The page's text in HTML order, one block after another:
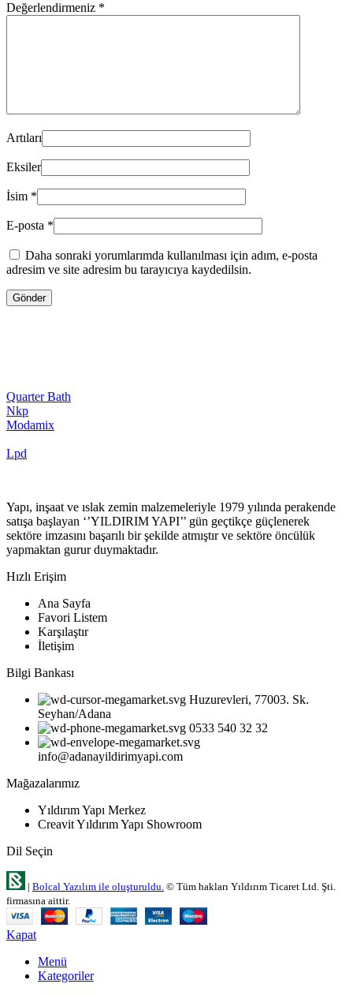
Değerlendirmeniz *
Artıları
Eksiler
İsim *
E-posta *
Daha sonraki yorumlarımda kullanılması için adım, e-posta
adresim ve site adresim bu tarayıcıya kaydedilsin.
Quarter Bath
Nkp
Modamix
Lpd
Yapı, inşaat ve ıslak zemin malzemeleriyle 1979 yılında perakende
satışa başlayan ‘’YILDIRIM YAPI’’ gün geçtikçe güçlenerek
sektöre imzasını başarılı bir şekilde atmıştır ve sektöre öncülük
yapmaktan gurur duymaktadır.
Hızlı Erişim
Ana Sayfa
Favori Listem
Karşılaştır
İletişim
Bilgi Bankası
Huzurevleri, 77003. Sk.
Seyhan/Adana
0533 540 32 32
info@adanayildirimyapi.com
Mağazalarımız
Yıldırım Yapı Merkez
Creavit Yıldırım Yapı Showroom
Dil Seçin
| Bolcal Yazılım ile oluşturuldu. © Tüm hakları Yıldırım Ticaret Ltd. Şti.
firmasına aittir.
Kapat
Menü
Kategoriler